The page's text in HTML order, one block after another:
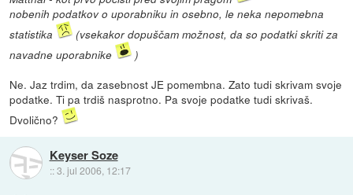
nobenih podatkov o uporabniku in osebno, le neka nepomebna
statistika
(vsekakor dopuščam možnost, da so podatki skriti za
navadne uporabnike
)
Ne. Jaz trdim, da zasebnost JE pomembna. Zato tudi skrivam svoje
podatke. Ti pa trdiš nasprotno. Pa svoje podatke tudi skrivaš.
Dvolično?
Keyser Soze
::3. jul 2006, 12:17